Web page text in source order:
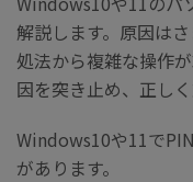
解説します。原因は
処法から複雑な操作
因を突き止め、正し
Windows10や11で
があります。